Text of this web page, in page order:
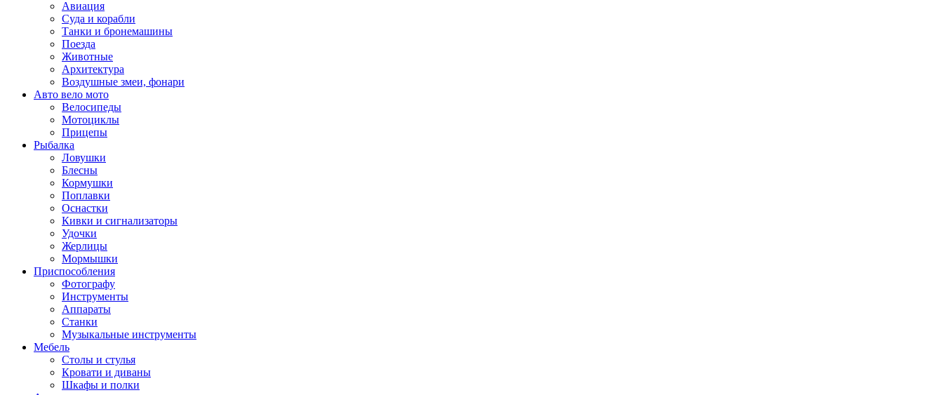
Авиация
Суда и корабли
Танки и бронемашины
Поезда
Животные
Архитектура
Воздушные змеи, фонари
Авто вело мото
Велосипеды
Мотоциклы
Прицепы
Рыбалка
Ловушки
Блесны
Кормушки
Поплавки
Оснастки
Кивки и сигнализаторы
Удочки
Жерлицы
Мормышки
Приспособления
Фотографу
Инструменты
Аппараты
Станки
Музыкальные инструменты
Мебель
Столы и стулья
Кровати и диваны
Шкафы и полки